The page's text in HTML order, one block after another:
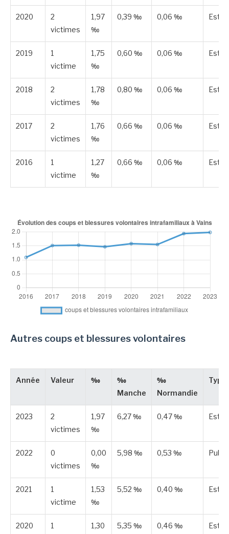
2020
2
victimes
1,97
‰
0,39 ‰ 0,06 ‰
2019
1
victime
1,75
‰
0,60 ‰ 0,06 ‰
2018
2
victimes
1,78
‰
0,80 ‰ 0,06 ‰
2017
2
victimes
1,76
‰
0,66 ‰ 0,06 ‰
2016
1
victime
1,27
‰
0,66 ‰ 0,06 ‰
Autres coups et blessures volontaires
Année Valeur ‰
‰
Manche
‰
Normandie
Type
2023
2
victimes
1,97
‰
6,27 ‰ 0,47 ‰
2022
0
victimes
0,00
‰
5,98 ‰ 0,53 ‰
2021
1
victime
1,53
‰
5,52 ‰ 0,40 ‰
2020
1
1,30
5,35 ‰ 0,46 ‰